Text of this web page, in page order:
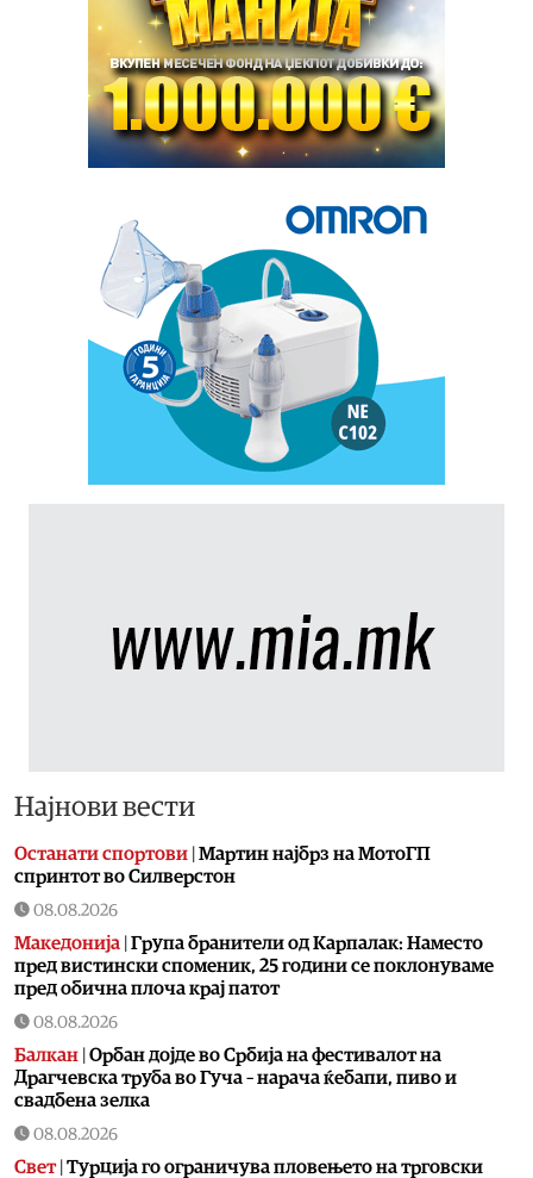
Најнови вести
Останати спортови Мартин најбрз на МотоГП
спринтот во Силверстон
08.08.2026
Македонија Група бранители од Карпалак: Наместо
пред вистински споменик, 25 години се поклонуваме
пред обична плоча крај патот
08.08.2026
Балкан Орбан дојде во Србија на фестивалот на
Драгчевска труба во Гуча – нарача ќебапи, пиво и
свадбена зелка
08.08.2026
Свет| Турција го ограничува пловењето на трговски